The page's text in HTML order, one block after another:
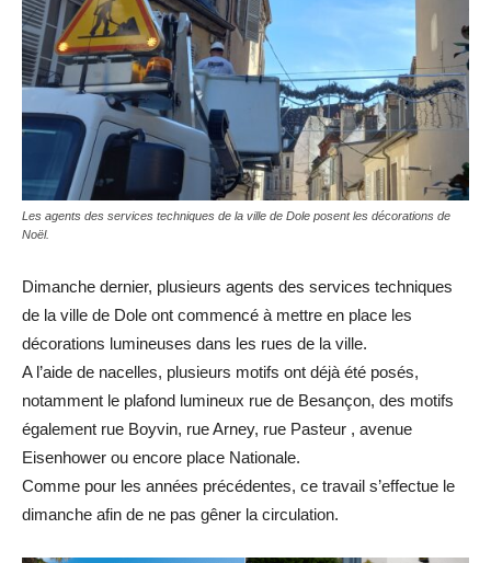
Les agents des services techniques de la ville de Dole posent les décorations de
Noël.
Dimanche dernier, plusieurs agents des services techniques
de la ville de Dole ont commencé à mettre en place les
décorations lumineuses dans les rues de la ville.
A l’aide de nacelles, plusieurs motifs ont déjà été posés,
notamment le plafond lumineux rue de Besançon, des motifs
également rue Boyvin, rue Arney, rue Pasteur , avenue
Eisenhower ou encore place Nationale.
Comme pour les années précédentes, ce travail s’effectue le
dimanche afin de ne pas gêner la circulation.